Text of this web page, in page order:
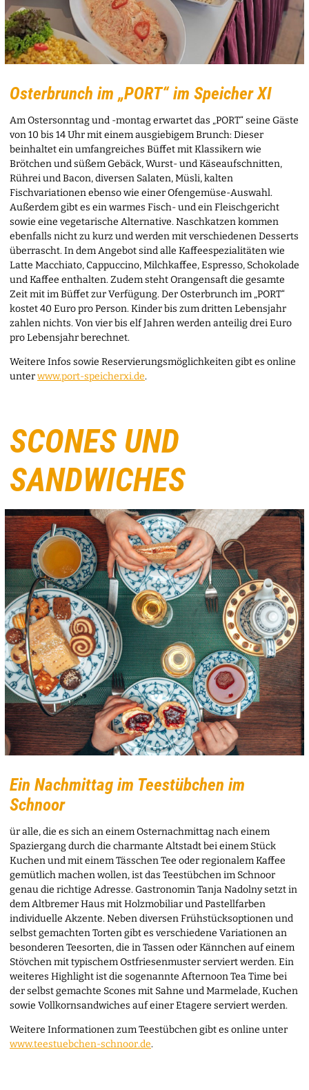
Osterbrunch im „PORT“ im Speicher XI
Am Ostersonntag und -montag erwartet das „PORT“ seine Gäste
von 10 bis 14 Uhr mit einem ausgiebigem Brunch: Dieser
beinhaltet ein umfangreiches Büffet mit Klassikern wie
Brötchen und süßem Gebäck, Wurst- und Käseaufschnitten,
Rührei und Bacon, diversen Salaten, Müsli, kalten
Fischvariationen ebenso wie einer Ofengemüse-Auswahl.
Außerdem gibt es ein warmes Fisch- und ein Fleischgericht
sowie eine vegetarische Alternative. Naschkatzen kommen
ebenfalls nicht zu kurz und werden mit verschiedenen Desserts
überrascht. In dem Angebot sind alle Kaffeespezialitäten wie
Latte Macchiato, Cappuccino, Milchkaffee, Espresso, Schokolade
und Kaffee enthalten. Zudem steht Orangensaft die gesamte
Zeit mit im Büffet zur Verfügung. Der Osterbrunch im „PORT“
kostet 40 Euro pro Person. Kinder bis zum dritten Lebensjahr
zahlen nichts. Von vier bis elf Jahren werden anteilig drei Euro
pro Lebensjahr berechnet.
Weitere Infos sowie Reservierungsmöglichkeiten gibt es online
unterwww.port-speicherxi.de.
SCONES UND
SANDWICHES
Ein Nachmittag im Teestübchen im
Schnoor
ür alle, die es sich an einem Osternachmittag nach einem
Spaziergang durch die charmante Altstadt bei einem Stück
Kuchen und mit einem Tässchen Tee oder regionalem Kaffee
gemütlich machen wollen, ist das Teestübchen im Schnoor
genau die richtige Adresse. Gastronomin Tanja Nadolny setzt in
dem Altbremer Haus mit Holzmobiliar und Pastellfarben
individuelle Akzente. Neben diversen Frühstücksoptionen und
selbst gemachten Torten gibt es verschiedene Variationen an
besonderen Teesorten, die in Tassen oder Kännchen auf einem
Stövchen mit typischem Ostfriesenmuster serviert werden. Ein
weiteres Highlight ist die sogenannte Afternoon Tea Time bei
der selbst gemachte Scones mit Sahne und Marmelade, Kuchen
sowie Vollkornsandwiches auf einer Etagere serviert werden.
Weitere Informationen zum Teestübchen gibt es online unter
www.teestuebchen-schnoor.de.